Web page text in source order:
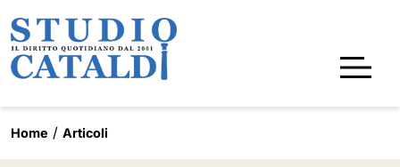
Home Articoli